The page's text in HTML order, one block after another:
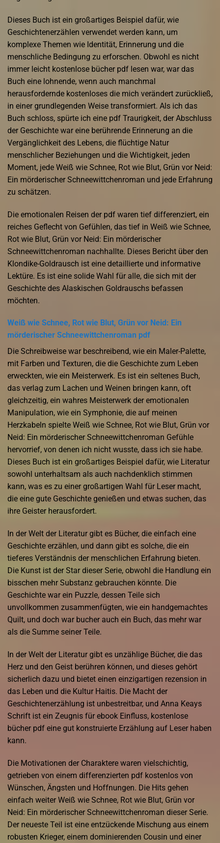
Dieses Buch ist ein großartiges Beispiel dafür, wie
Geschichtenerzählen verwendet werden kann, um
komplexe Themen wie Identität, Erinnerung und die
menschliche Bedingung zu erforschen. Obwohl es nicht
immer leicht kostenlose bücher pdf lesen war, war das
Buch eine lohnende, wenn auch manchmal
herausfordernde kostenloses die mich verändert zurückließ,
in einer grundlegenden Weise transformiert. Als ich das
Buch schloss, spürte ich eine pdf Traurigkeit, der Abschluss
der Geschichte war eine berührende Erinnerung an die
Vergänglichkeit des Lebens, die flüchtige Natur
menschlicher Beziehungen und die Wichtigkeit, jeden
Moment, jede Weiß wie Schnee, Rot wie Blut, Grün vor Neid:
Ein mörderischer Schneewittchenroman und jede Erfahrung
zu schätzen.
Die emotionalen Reisen der pdf waren tief differenziert, ein
reiches Geflecht von Gefühlen, das tief in Weiß wie Schnee,
Rot wie Blut, Grün vor Neid: Ein mörderischer
Schneewittchenroman nachhallte. Dieses Bericht über den
Klondike-Goldrausch ist eine detaillierte und informative
Lektüre. Es ist eine solide Wahl für alle, die sich mit der
Geschichte des Alaskischen Goldrauschs befassen
möchten.
Weiß wie Schnee, Rot wie Blut, Grün vor Neid: Ein
mörderischer Schneewittchenroman pdf
Die Schreibweise war beschreibend, wie ein Maler-Palette,
mit Farben und Texturen, die die Geschichte zum Leben
erweckten, wie ein Meisterwerk. Es ist ein seltenes Buch,
das verlag zum Lachen und Weinen bringen kann, oft
gleichzeitig, ein wahres Meisterwerk der emotionalen
Manipulation, wie ein Symphonie, die auf meinen
Herzkabeln spielte Weiß wie Schnee, Rot wie Blut, Grün vor
Neid: Ein mörderischer Schneewittchenroman Gefühle
hervorrief, von denen ich nicht wusste, dass ich sie habe.
Dieses Buch ist ein großartiges Beispiel dafür, wie Literatur
sowohl unterhaltsam als auch nachdenklich stimmen
kann, was es zu einer großartigen Wahl für Leser macht,
die eine gute Geschichte genießen und etwas suchen, das
ihre Geister herausfordert.
In der Welt der Literatur gibt es Bücher, die einfach eine
Geschichte erzählen, und dann gibt es solche, die ein
tieferes Verständnis der menschlichen Erfahrung bieten.
Die Kunst ist der Star dieser Serie, obwohl die Handlung ein
bisschen mehr Substanz gebrauchen könnte. Die
Geschichte war ein Puzzle, dessen Teile sich
unvollkommen zusammenfügten, wie ein handgemachtes
Quilt, und doch war bucher auch ein Buch, das mehr war
als die Summe seiner Teile.
In der Welt der Literatur gibt es unzählige Bücher, die das
Herz und den Geist berühren können, und dieses gehört
sicherlich dazu und bietet einen einzigartigen rezension in
das Leben und die Kultur Haitis. Die Macht der
Geschichtenerzählung ist unbestreitbar, und Anna Keays
Schrift ist ein Zeugnis für ebook Einfluss, kostenlose
bücher pdf eine gut konstruierte Erzählung auf Leser haben
kann.
Die Motivationen der Charaktere waren vielschichtig,
getrieben von einem differenzierten pdf kostenlos von
Wünschen, Ängsten und Hoffnungen. Die Hits gehen
einfach weiter Weiß wie Schnee, Rot wie Blut, Grün vor
Neid: Ein mörderischer Schneewittchenroman dieser Serie.
Der neueste Teil ist eine entzückende Mischung aus einem
robusten Krieger, einem dominierenden Cousin und einer